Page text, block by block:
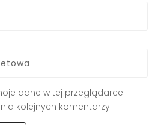
dane w tej przeglądarce
kolejnych komentarzy.